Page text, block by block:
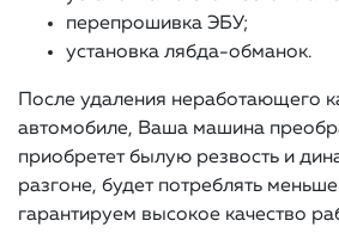
перепрошивка ЭБУ;
установка лябда-обманок.
После удаления неработающего
автомобиле, Ваша машина
приобретет былую резвость и
разгоне, будет потреблять
гарантируем высокое качество